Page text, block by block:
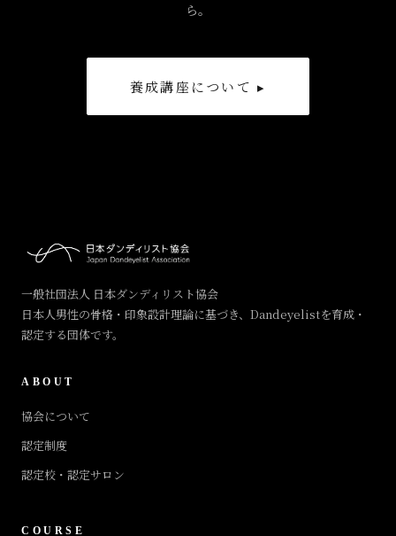
ら。
養成講座について ▸
一般社団法人 日本ダンディリスト協会
日本人男性の骨格・印象設計理論に基づき、Dandeyelistを育成・
認定する団体です。
ABOUT
協会について
認定制度
認定校・認定サロン
COURSE